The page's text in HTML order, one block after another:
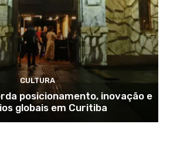
CULTURA
posicionamento, inovação e
globais em Curitiba